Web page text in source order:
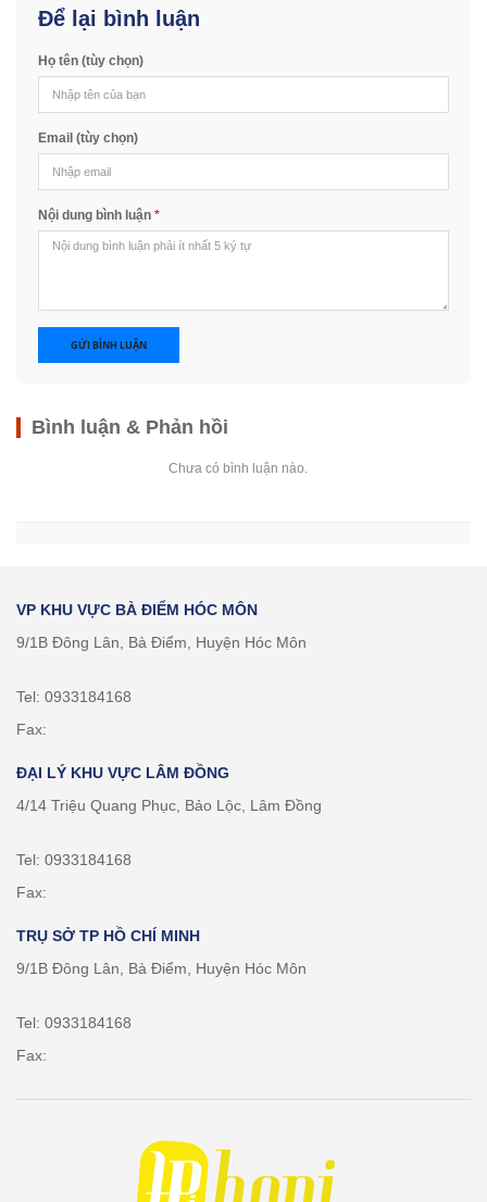
Để lại bình luận
Họ tên (tùy chọn)
Email (tùy chọn)
Nội dung bình luận *
GỬI BÌNH LUẬN
Bình luận & Phản hồi
Chưa có bình luận nào.
VP KHU VỰC BÀ ĐIỂM HÓC MÔN
9/1B Đông Lân, Bà Điểm, Huyện Hóc Môn
Tel: 0933184168
Fax:
ĐẠI LÝ KHU VỰC LÂM ĐỒNG
4/14 Triệu Quang Phục, Bảo Lộc, Lâm Đồng
Tel: 0933184168
Fax:
TRỤ SỞ TP HỒ CHÍ MINH
9/1B Đông Lân, Bà Điểm, Huyện Hóc Môn
Tel: 0933184168
Fax: